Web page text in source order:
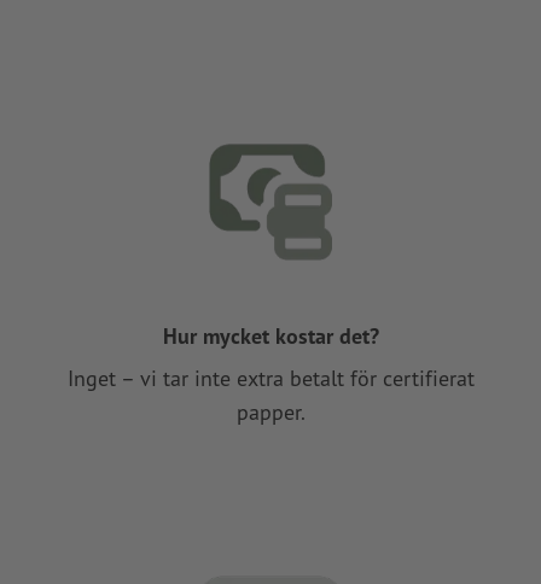
Hur mycket kostar det?
Inget – vi tar inte extra betalt för certifierat
papper.